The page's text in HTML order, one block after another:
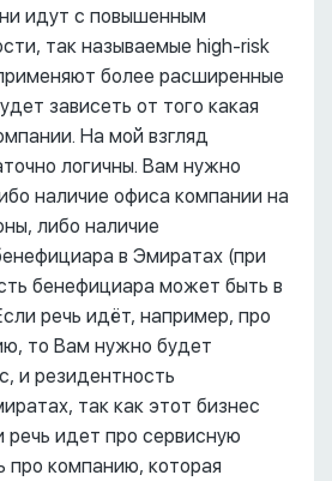
идут с повышенным
так называемые high-risk
более расширенные
зависеть от того какая
На мой взгляд
логичны. Вам нужно
наличие офиса компании на
либо наличие
в Эмиратах (при
бенефициара может быть в
речь идёт, например, про
то Вам нужно будет
и резидентность
так как этот бизнес
речь идет про сервисную
про компанию, которая